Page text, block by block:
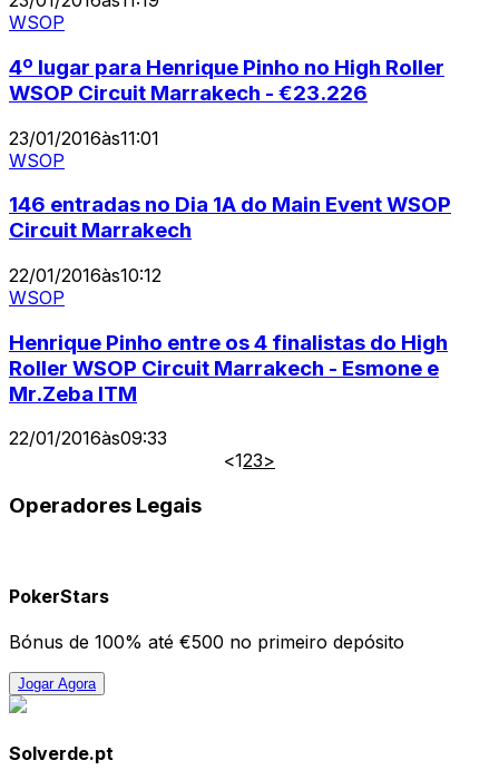
WSOP
4º lugar para Henrique Pinho no High Roller
WSOP Circuit Marrakech - €23.226
23/01/2016às11:01
WSOP
146 entradas no Dia 1A do Main Event WSOP
Circuit Marrakech
22/01/2016às10:12
WSOP
Henrique Pinho entre os 4 finalistas do High
Roller WSOP Circuit Marrakech - Esmone e
Mr.Zeba ITM
22/01/2016às09:33
<123>
Operadores Legais
PokerStars
Bónus de 100% até €500 no primeiro depósito
Jogar Agora
Solverde.pt